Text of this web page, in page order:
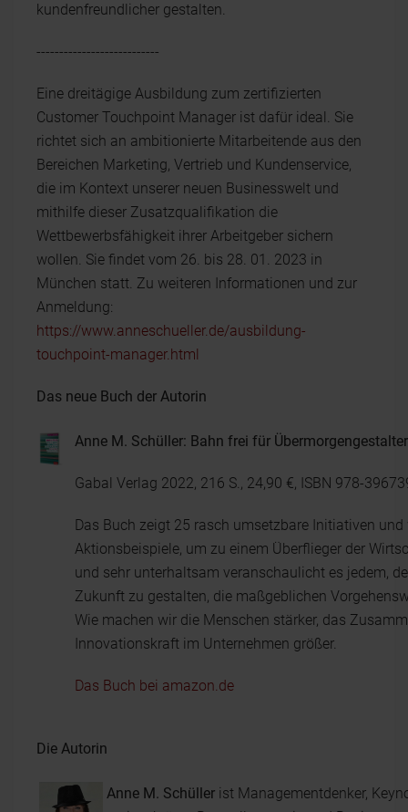
kundenfreundlicher gestalten.
---------------------------
Eine dreitägige Ausbildung zum zertifizierten
Customer Touchpoint Manager ist dafür ideal. Sie
richtet sich an ambitionierte Mitarbeitende aus den
Bereichen Marketing, Vertrieb und Kundenservice,
die im Kontext unserer neuen Businesswelt und
mithilfe dieser Zusatzqualifikation die
Wettbewerbsfähigkeit ihrer Arbeitgeber sichern
wollen. Sie findet vom 26. bis 28. 01. 2023 in
München statt. Zu weiteren Informationen und zur
Anmeldung:
https://www.anneschueller.de/ausbildung-
touchpoint-manager.html
Das neue Buch der Autorin
Anne M. Schüller: Bahn frei für Übermorgengestalter
Gabal Verlag 2022, 216 S., 24,90 €, ISBN 978-
Das Buch zeigt 25 rasch umsetzbare Initiativen
Aktionsbeispiele, um zu einem Überflieger der
und sehr unterhaltsam veranschaulicht es jedem,
Zukunft zu gestalten, die maßgeblichen
Wie machen wir die Menschen stärker, das
Innovationskraft im Unternehmen größer.
Das Buch bei amazon.de
Die Autorin
Anne M. Schüller ist Managementdenker,